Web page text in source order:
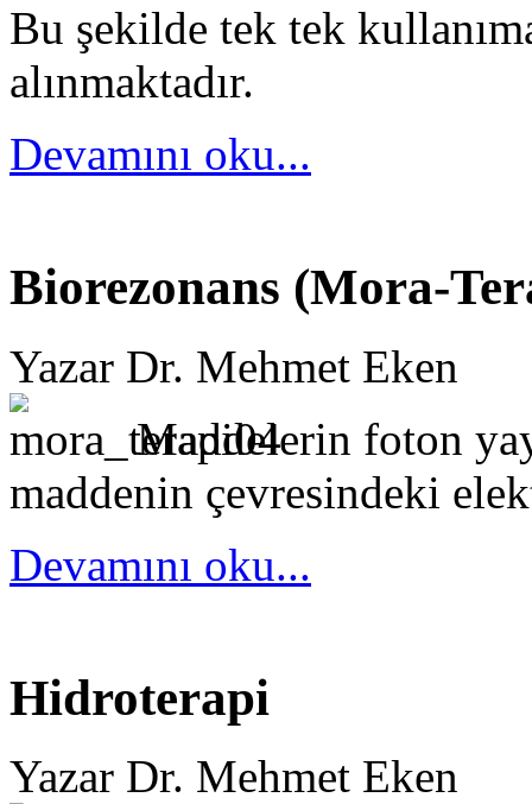
Bu şekilde tek tek
alınmaktadır.
Devamını oku...
Biorezonans (Mora-
Yazar Dr. Mehmet Eken
Maddelerin foton
maddenin çevresindeki
Devamını oku...
Hidroterapi
Yazar Dr. Mehmet Eken